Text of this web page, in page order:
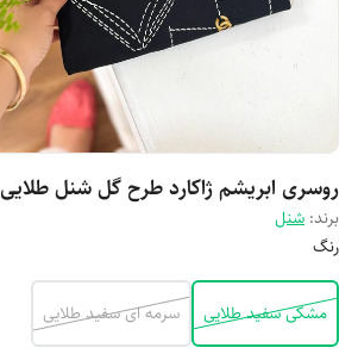
روسری ابریشم ژاکارد طرح گل شنل طلایی
برند: شنل
رنگ
مشکی سفید طلایی سرمه ای سفید طلایی